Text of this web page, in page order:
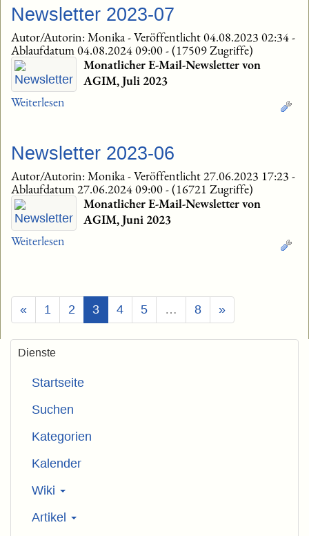
Newsletter 2023-07
Autor/Autorin: Monika-Veröffentlicht 04.08.2023 02:34-
Ablaufdatum 04.08.2024 09:00-(17509 Zugriffe)
Monatlicher E-Mail-Newsletter von
AGIM, Juli 2023
Weiterlesen
Newsletter 2023-06
Autor/Autorin: Monika-Veröffentlicht 27.06.2023 17:23 -
Ablaufdatum 27.06.2024 09:00-(16721 Zugriffe)
Monatlicher E-Mail-Newsletter von
AGIM, Juni 2023
Weiterlesen
« 1 2 3(Aktuell)
4 5 … 8 »
Dienste
Startseite
Suchen
Kategorien
Kalender
Wiki
Artikel